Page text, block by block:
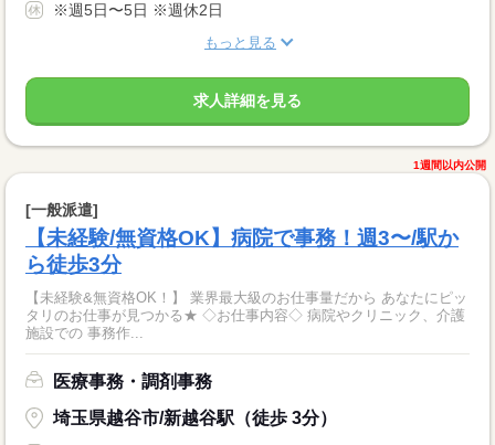
※週5日〜5日 ※週休2日
もっと見る
求人詳細を見る
1週間以内公開
[一般派遣]
【未経験/無資格OK】病院で事務！週3〜/駅か
ら徒歩3分
【未経験&無資格OK！】 業界最大級のお仕事量だから あなたにピッ
タリのお仕事が見つかる★ ◇お仕事内容◇ 病院やクリニック、介護
施設での 事務作...
医療事務・調剤事務
埼玉県越谷市/新越谷駅（徒歩 3分）